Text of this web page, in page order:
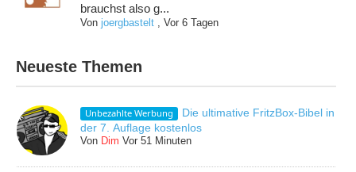
brauchst also g...
Vonjoergbastelt ,Vor 6 Tagen
Neueste Themen
Unbezahlte Werbung
Die ultimative FritzBox-Bibel in
der 7. Auflage kostenlos
Von Dim Vor 51 Minuten